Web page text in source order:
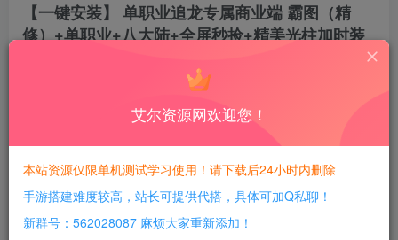
【一键安装】 单职业追龙专属商业端 霸图（精
修）+单职业+八大陆+全屏秒捡+精美光柱加时装
每日活跃最高可获得600积分！所有资源可以使用
积分免费兑换！
游戏介绍：
艾尔资源网欢迎您！
本站资源仅限单机测试学习使用！请下载后24小时内删除
手游搭建难度较高，站长可提供代搭，具体可加Q私聊！
新群号：562028087 麻烦大家重新添加！